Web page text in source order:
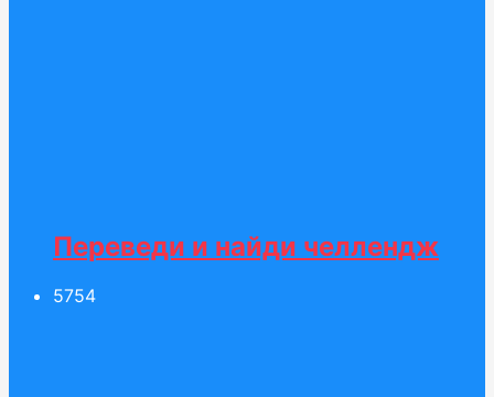
Переведи и найди челлендж
5754